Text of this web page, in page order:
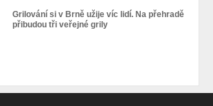
Grilování si v Brně užije víc lidí. Na přehradě
přibudou tři veřejné grily